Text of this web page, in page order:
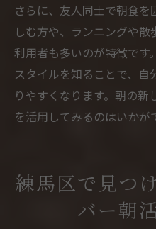
さらに、友人同士で朝食
しむ方や、ランニングや
利用者も多いのが特徴です
スタイルを知ることで、
りやすくなります。朝の新
を活用してみるのはいかが
練馬区で見つ
バー朝